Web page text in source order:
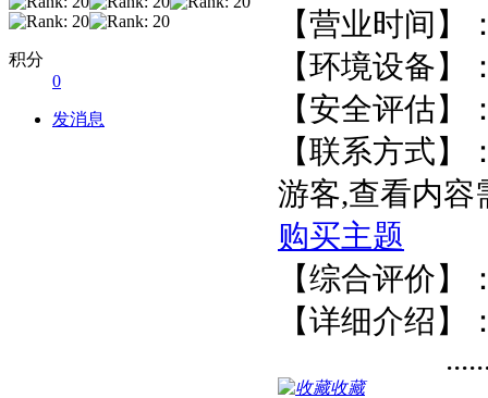
积分
0
发消息
【营业时
【环境设
【安全评
【联系方式】
游客,查看内
购买主题
【综
【详细介绍】
收藏